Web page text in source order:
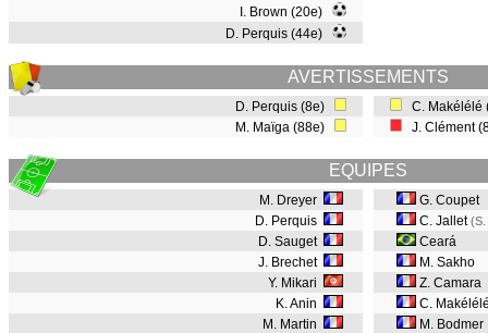
I. Brown (20e)
D. Perquis (44e)
AVERTISSEMENTS
D. Perquis (8e)
M. Maïga (88e)
C.
J. Clément
EQUIPES
M. Dreyer
D. Perquis
D. Sauget
J. Brechet
Y. Mikari
K. Anin
M. Martin
G. Coupet
C. Jallet(S.
Ceará
M. Sakho
Z. Camara
C.
M. Bodmer